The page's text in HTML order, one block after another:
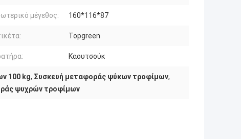
μέγεθος: 160*116*87
Topgreen
Καουτσούκ
100 kg, Συσκευή μεταφοράς ψύκων τροφίμων,
ψυχρών τροφίμων